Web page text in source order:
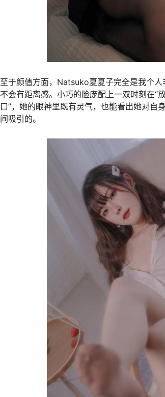
至于颜值方面，Natsuko夏夏子完全是我个
不会有距离感。小巧的脸庞配上一双时刻在“
口”，她的眼神里既有灵气，也能看出她对
间吸引的。